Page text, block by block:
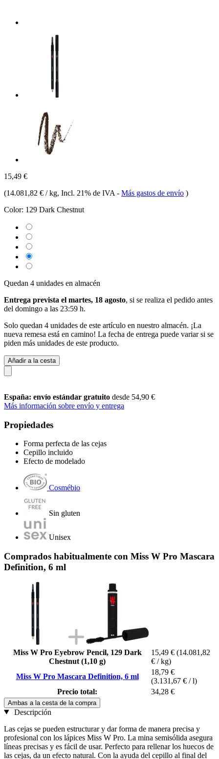
15,49 €
(14.081,82 € / kg, Incl. 21% de IVA - Más gastos de envío )
Color: 129 Dark Chestnut
Quedan 4 unidades en almacén
Entrega prevista el martes, 18 agosto, si se realiza el pedido antes
del domingo a las 23:59 h.
Solo quedan 4 unidades de este artículo en nuestro almacén. ¡La
nueva remesa está en camino! La fecha de entrega puede variar si se
piden más unidades de este producto.
Añadir a la cesta
España: envío estándar gratuito desde 54,90 €
Más información sobre envío y entrega
Propiedades
Forma perfecta de las cejas
Cepillo incluido
Efecto de modelado
Cosmébio
Sin gluten
Unisex
Comprados habitualmente con Miss W Pro Mascara
Definition, 6 ml
Miss W Pro Eyebrow Pencil, 129 Dark
Chestnut (1,10 g)
15,49 € (14.081,82
€ / kg)
Miss W Pro Mascara Definition, 6 ml
18,79 €
(3.131,67 € / l)
Precio total:
34,28 €
Ambas a la cesta de la compra
Descripción
Las cejas se pueden estructurar y dar forma de manera precisa y
profesional con los lápices Miss W Pro. La mina semisólida asegura
líneas precisas y es fácil de usar. Perfecto para rellenar los huecos de
las cejas, da un efecto natural. Con la ayuda del cepillo al final del